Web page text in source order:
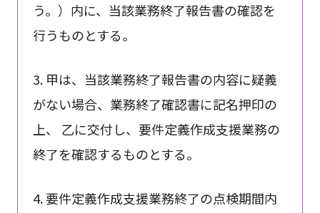
う。）内に、当該業務終了報告書の確認を
行うものとする。
3. 甲は、当該業務終了報告書の内容に疑義
がない場合、業務終了確認書に記名押印の
上、 乙に交付し、要件定義作成支援業務の
終了を確認するものとする。
4. 要件定義作成支援業務終了の点検期間内